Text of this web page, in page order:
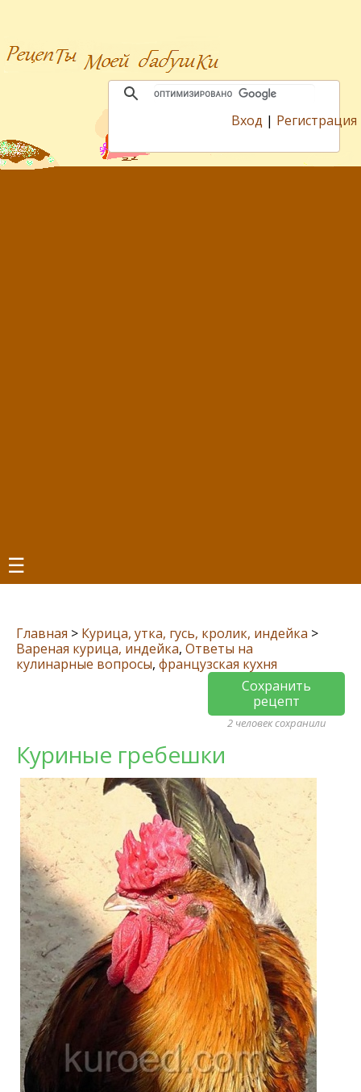
Вход | Регистрация
☰
Главная > Курица, утка, гусь, кролик, индейка >
Вареная курица, индейка, Ответы на
кулинарные вопросы, французская кухня
Сохранить
рецепт
2 человек сохранили
Куриные гребешки